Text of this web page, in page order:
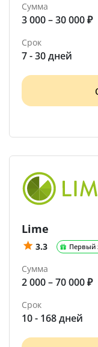
Сумма
3 000 – 30 000 ₽
Срок
7 - 30 дней
Lime
3.3 Первый
Сумма
2 000 – 70 000 ₽
Срок
10 - 168 дней